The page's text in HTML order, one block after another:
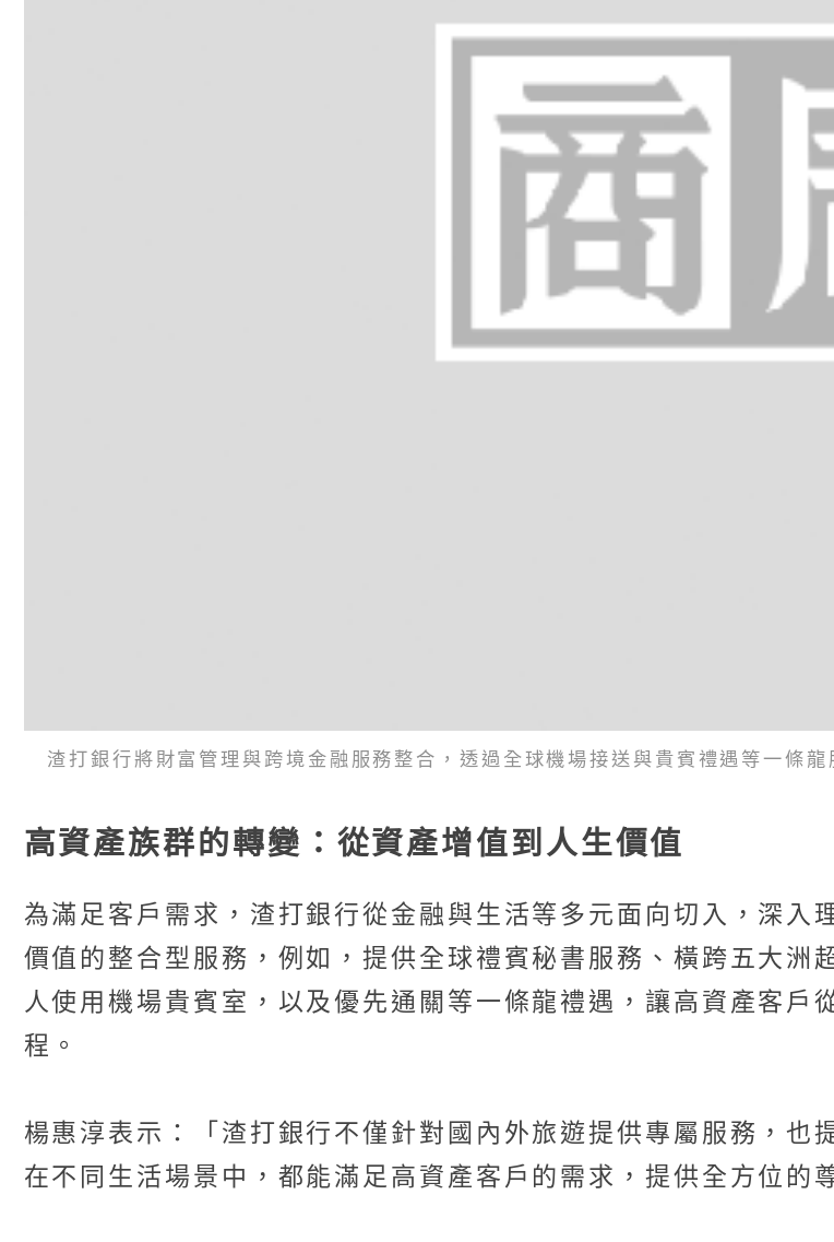
渣打銀行將財富管理與跨境金融服務整合，透過全球機場接送與貴賓禮遇等一條
高資產族群的轉變：從資產增值到人生價值
為滿足客戶需求，渣打銀行從金融與生活等多元面向切入，深入
價值的整合型服務，例如，提供全球禮賓秘書服務、橫跨五大洲
人使用機場貴賓室，以及優先通關等一條龍禮遇，讓高資產客戶
程。
楊惠淳表示：「渣打銀行不僅針對國內外旅遊提供專屬服務，也
在不同生活場景中，都能滿足高資產客戶的需求，提供全方位的